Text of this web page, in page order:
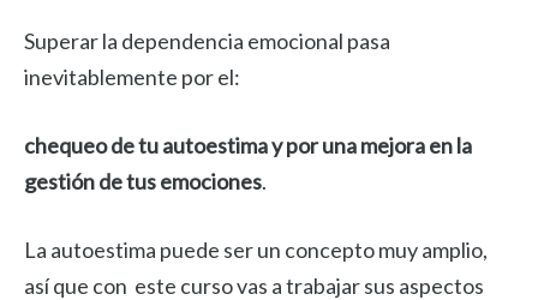
Superar la dependencia emocional pasa
inevitablemente por el:
chequeo de tu autoestima ypor una mejora en la
gestión de tus emociones.
La autoestima puede ser un concepto muy amplio,
así que con este curso vas a trabajar sus aspectos